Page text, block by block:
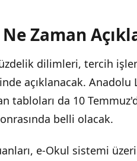
Zaman
dilimleri, tercih
açıklanacak. Anadolu
tabloları da 10
belli olacak.
e-Okul sistemi